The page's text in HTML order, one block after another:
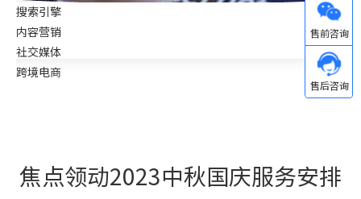
搜索引擎
内容营销
社交媒体
跨境电商
焦点领动2023中秋国庆服务安排
微信